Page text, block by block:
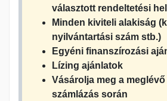
választott rendeltetési
Minden kiviteli alakiság
nyilvántartási szám stb.)
Egyéni finanszírozási
Lízing ajánlatok
Vásárolja meg a
számlázás során